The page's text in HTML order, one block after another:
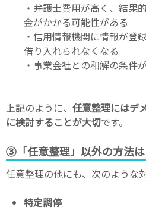
・弁護士費用が高く、結果
金がかかる可能性がある
・信用情報機関に情報が登
借り入れられなくなる
・事業会社との和解の条件
上記のように、 任意整理にはデ
に検討することが大切です。
③「任意整理」以外の方法は
任意整理の他にも、次のような
特定調停